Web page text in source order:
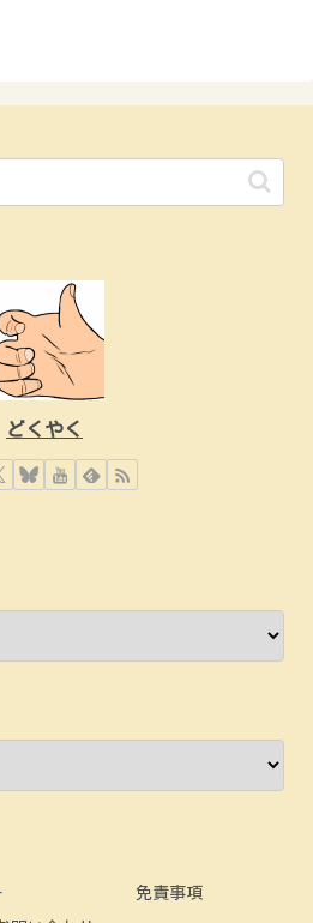
どくやく
免責事項